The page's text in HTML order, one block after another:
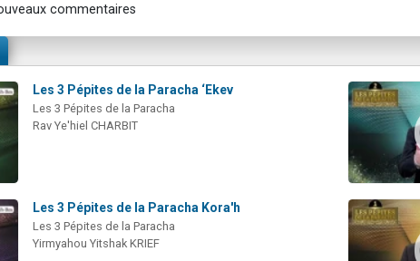
commentaires
Les 3 Pépites de la Paracha ‘Ekev
Les 3 Pépites de la Paracha
Rav Ye'hiel CHARBIT
Les 3 Pépites de la Paracha Kora'h
Les 3 Pépites de la Paracha
Yirmyahou Yitshak KRIEF